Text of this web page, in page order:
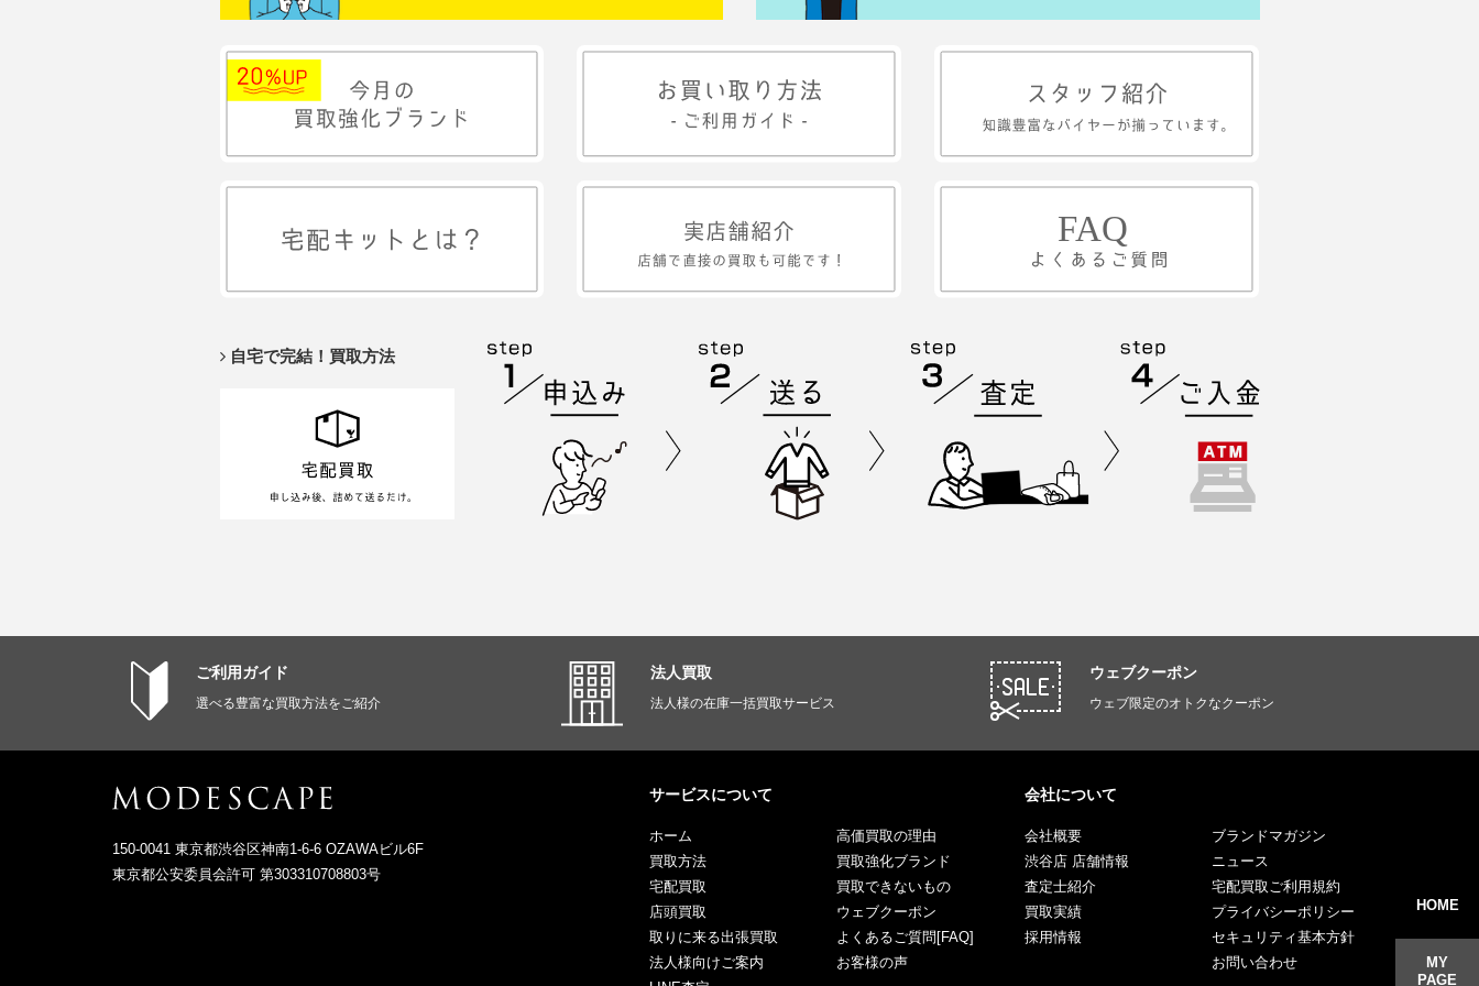
自宅で完結！買取方法
ご利用ガイド
選べる豊富な買取方法をご紹介
法人買取
法人様の在庫一括買取サービス
ウェブクーポン
ウェブ限定のオトクなクーポン
150-0041 東京都渋谷区神南1-6-6 OZAWAビル6F
東京都公安委員会許可 第303310708803号
サービスについて
ホーム
買取方法
宅配買取
店頭買取
取りに来る出張買取
法人様向けご案内
高価買取の理由
買取強化ブランド
買取できないもの
ウェブクーポン
よくあるご質問[FAQ]
お客様の声
会社について
会社概要
渋谷店 店舗情報
査定士紹介
買取実績
採用情報
ブランドマガジン
ニュース
宅配買取ご利用規約
プライバシーポリシー
セキュリティ基本方針
お問い合わせ
HOME
MY
PAGE